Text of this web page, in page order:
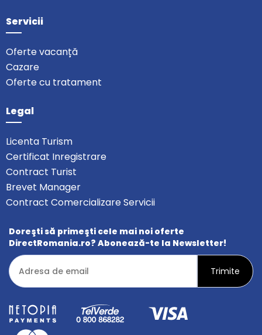
Servicii
Oferte vacanță
Cazare
Oferte cu tratament
Legal
Licenta Turism
Certificat Inregistrare
Contract Turist
Brevet Manager
Contract Comercializare Servicii
Doreşti să primeşti cele mai noi oferte
DirectRomania.ro? Abonează-te la Newsletter!